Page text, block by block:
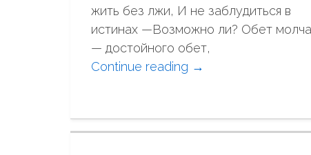
жить без лжи, И не заблудиться в
истинах —Возможно ли? Обет
— достойного обет,
Continue reading "
т
→